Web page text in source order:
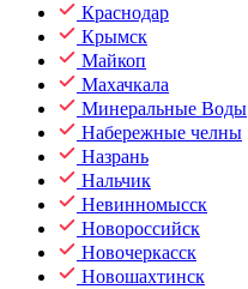
Краснодар
Крымск
Майкоп
Махачкала
Минеральные Воды
Набережные челны
Назрань
Нальчик
Невинномысск
Новороссийск
Новочеркасск
Новошахтинск